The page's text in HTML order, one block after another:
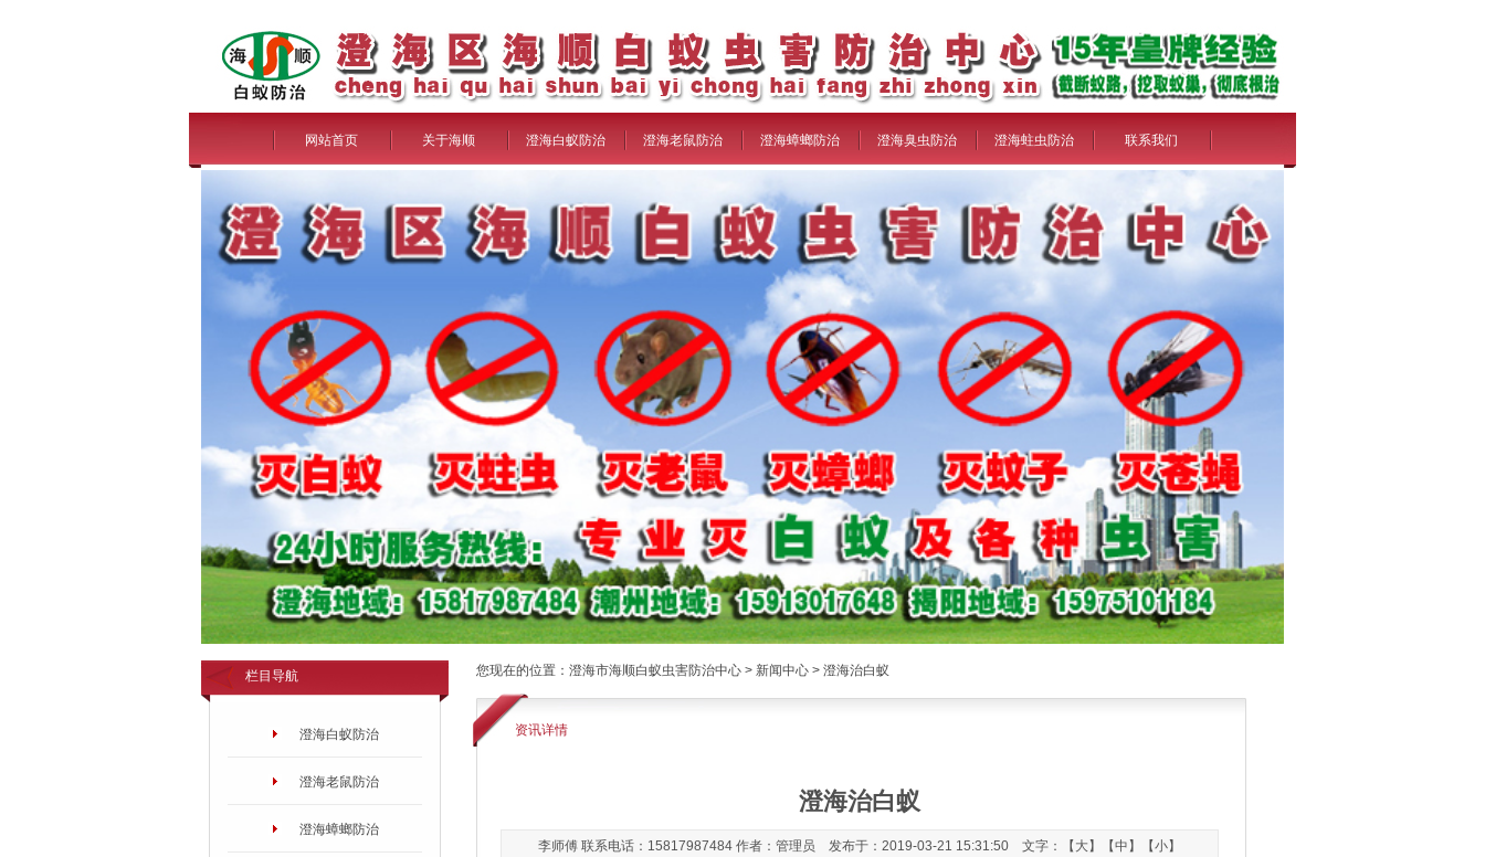
网站首页 关于海顺 澄海白蚁防治 澄海老鼠防治 澄海蟑螂防治 澄海臭虫防治 澄海蛀虫防治 联系我们
栏目导航
澄海白蚁防治
澄海老鼠防治
澄海蟑螂防治
您现在的位置： 澄海市海顺白蚁虫害防治中心 > 新闻中心 > 澄海治白蚁
资讯详情
澄海治白蚁
李师傅 联系电话：15817987484 作者：管理员 发布于：2019-03-21 15:31:50 文字：【 大】【中 】【小】